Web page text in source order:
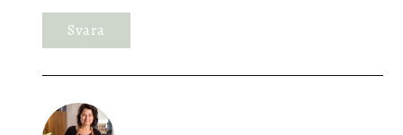
Svara